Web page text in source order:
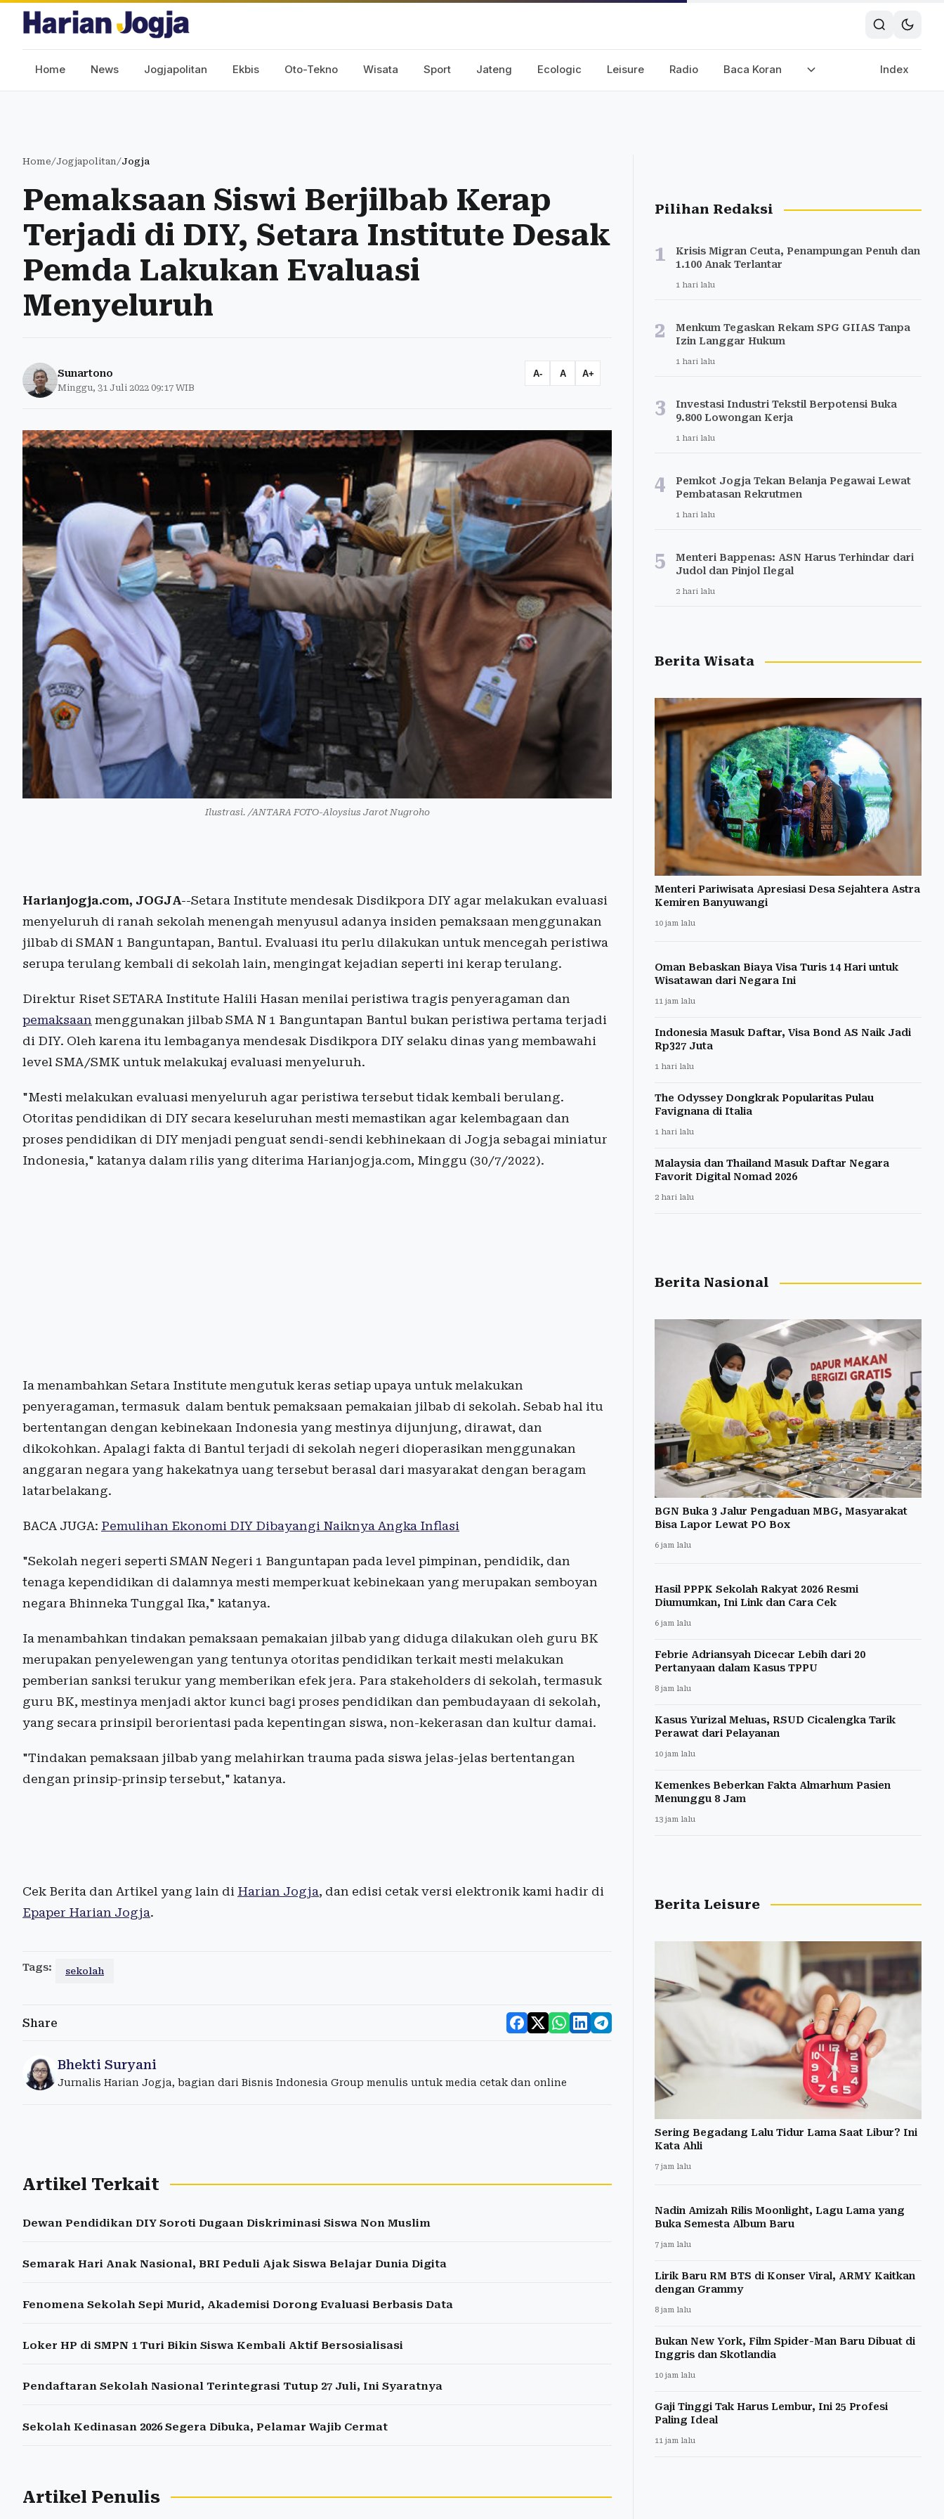
Home News Jogjapolitan Ekbis Oto-Tekno Wisata Sport Jateng Ecologic Leisure Radio Baca Koran Index
Home/Jogjapolitan/Jogja
Pemaksaan Siswi Berjilbab Kerap
Terjadi di DIY, Setara Institute Desak
Pemda Lakukan Evaluasi
Menyeluruh
Sunartono
Minggu, 31 Juli 2022 09:17 WIB
A- A A+
Ilustrasi. /ANTARA FOTO-Aloysius Jarot Nugroho
Harianjogja.com, JOGJA--Setara Institute mendesak Disdikpora DIY agar melakukan evaluasi
menyeluruh di ranah sekolah menengah menyusul adanya insiden pemaksaan menggunakan
jilbab di SMAN 1 Banguntapan, Bantul. Evaluasi itu perlu dilakukan untuk mencegah peristiwa
serupa terulang kembali di sekolah lain, mengingat kejadian seperti ini kerap terulang.
Direktur Riset SETARA Institute Halili Hasan menilai peristiwa tragis penyeragaman dan
pemaksaan menggunakan jilbab SMA N 1 Banguntapan Bantul bukan peristiwa pertama terjadi
di DIY. Oleh karena itu lembaganya mendesak Disdikpora DIY selaku dinas yang membawahi
level SMA/SMK untuk melakukaj evaluasi menyeluruh.
"Mesti melakukan evaluasi menyeluruh agar peristiwa tersebut tidak kembali berulang.
Otoritas pendidikan di DIY secara keseluruhan mesti memastikan agar kelembagaan dan
proses pendidikan di DIY menjadi penguat sendi-sendi kebhinekaan di Jogja sebagai miniatur
Indonesia," katanya dalam rilis yang diterima Harianjogja.com, Minggu (30/7/2022).
Ia menambahkan Setara Institute mengutuk keras setiap upaya untuk melakukan
penyeragaman, termasuk dalam bentuk pemaksaan pemakaian jilbab di sekolah. Sebab hal itu
bertentangan dengan kebinekaan Indonesia yang mestinya dijunjung, dirawat, dan
dikokohkan. Apalagi fakta di Bantul terjadi di sekolah negeri dioperasikan menggunakan
anggaran negara yang hakekatnya uang tersebut berasal dari masyarakat dengan beragam
latarbelakang.
BACA JUGA: Pemulihan Ekonomi DIY Dibayangi Naiknya Angka Inflasi
"Sekolah negeri seperti SMAN Negeri 1 Banguntapan pada level pimpinan, pendidik, dan
tenaga kependidikan di dalamnya mesti memperkuat kebinekaan yang merupakan semboyan
negara Bhinneka Tunggal Ika," katanya.
Ia menambahkan tindakan pemaksaan pemakaian jilbab yang diduga dilakukan oleh guru BK
merupakan penyelewengan yang tentunya otoritas pendidikan terkait mesti melakukan
pemberian sanksi terukur yang memberikan efek jera. Para stakeholders di sekolah, termasuk
guru BK, mestinya menjadi aktor kunci bagi proses pendidikan dan pembudayaan di sekolah,
yang secara prinsipil berorientasi pada kepentingan siswa, non-kekerasan dan kultur damai.
"Tindakan pemaksaan jilbab yang melahirkan trauma pada siswa jelas-jelas bertentangan
dengan prinsip-prinsip tersebut," katanya.
Cek Berita dan Artikel yang lain di Harian Jogja, dan edisi cetak versi elektronik kami hadir di
Epaper Harian Jogja.
Tags: sekolah
Share
Bhekti Suryani
Jurnalis Harian Jogja, bagian dari Bisnis Indonesia Group menulis untuk media cetak dan online
Artikel Terkait
Dewan Pendidikan DIY Soroti Dugaan Diskriminasi Siswa Non Muslim
Semarak Hari Anak Nasional, BRI Peduli Ajak Siswa Belajar Dunia Digita
Fenomena Sekolah Sepi Murid, Akademisi Dorong Evaluasi Berbasis Data
Loker HP di SMPN 1 Turi Bikin Siswa Kembali Aktif Bersosialisasi
Pendaftaran Sekolah Nasional Terintegrasi Tutup 27 Juli, Ini Syaratnya
Sekolah Kedinasan 2026 Segera Dibuka, Pelamar Wajib Cermat
Artikel Penulis
Pilihan Redaksi
1
Krisis Migran Ceuta, Penampungan Penuh dan
1.100 Anak Terlantar
1 hari lalu
2
Menkum Tegaskan Rekam SPG GIIAS Tanpa
Izin Langgar Hukum
1 hari lalu
3
Investasi Industri Tekstil Berpotensi Buka
9.800 Lowongan Kerja
1 hari lalu
4
Pemkot Jogja Tekan Belanja Pegawai Lewat
Pembatasan Rekrutmen
1 hari lalu
5
Menteri Bappenas: ASN Harus Terhindar dari
Judol dan Pinjol Ilegal
2 hari lalu
Berita Wisata
Menteri Pariwisata Apresiasi Desa Sejahtera Astra
Kemiren Banyuwangi
10 jam lalu
Oman Bebaskan Biaya Visa Turis 14 Hari untuk
Wisatawan dari Negara Ini
11 jam lalu
Indonesia Masuk Daftar, Visa Bond AS Naik Jadi
Rp327 Juta
1 hari lalu
The Odyssey Dongkrak Popularitas Pulau
Favignana di Italia
1 hari lalu
Malaysia dan Thailand Masuk Daftar Negara
Favorit Digital Nomad 2026
2 hari lalu
Berita Nasional
BGN Buka 3 Jalur Pengaduan MBG, Masyarakat
Bisa Lapor Lewat PO Box
6 jam lalu
Hasil PPPK Sekolah Rakyat 2026 Resmi
Diumumkan, Ini Link dan Cara Cek
6 jam lalu
Febrie Adriansyah Dicecar Lebih dari 20
Pertanyaan dalam Kasus TPPU
8 jam lalu
Kasus Yurizal Meluas, RSUD Cicalengka Tarik
Perawat dari Pelayanan
10 jam lalu
Kemenkes Beberkan Fakta Almarhum Pasien
Menunggu 8 Jam
13 jam lalu
Berita Leisure
Sering Begadang Lalu Tidur Lama Saat Libur? Ini
Kata Ahli
7 jam lalu
Nadin Amizah Rilis Moonlight, Lagu Lama yang
Buka Semesta Album Baru
7 jam lalu
Lirik Baru RM BTS di Konser Viral, ARMY Kaitkan
dengan Grammy
8 jam lalu
Bukan New York, Film Spider-Man Baru Dibuat di
Inggris dan Skotlandia
10 jam lalu
Gaji Tinggi Tak Harus Lembur, Ini 25 Profesi
Paling Ideal
11 jam lalu